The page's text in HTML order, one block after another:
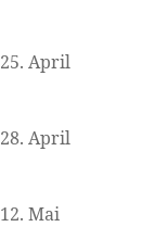
25. April
28. April
12. Mai